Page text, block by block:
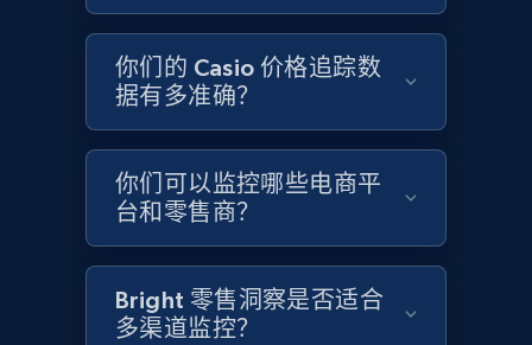
2.1K+ 立即开始
Home Depot US - Discover products by
specified UPC
你们的 Casio 价格追踪数
据有多准确？
你们可以监控哪些电商平
台和零售商？
Bright 零售洞察是否适合
多渠道监控？